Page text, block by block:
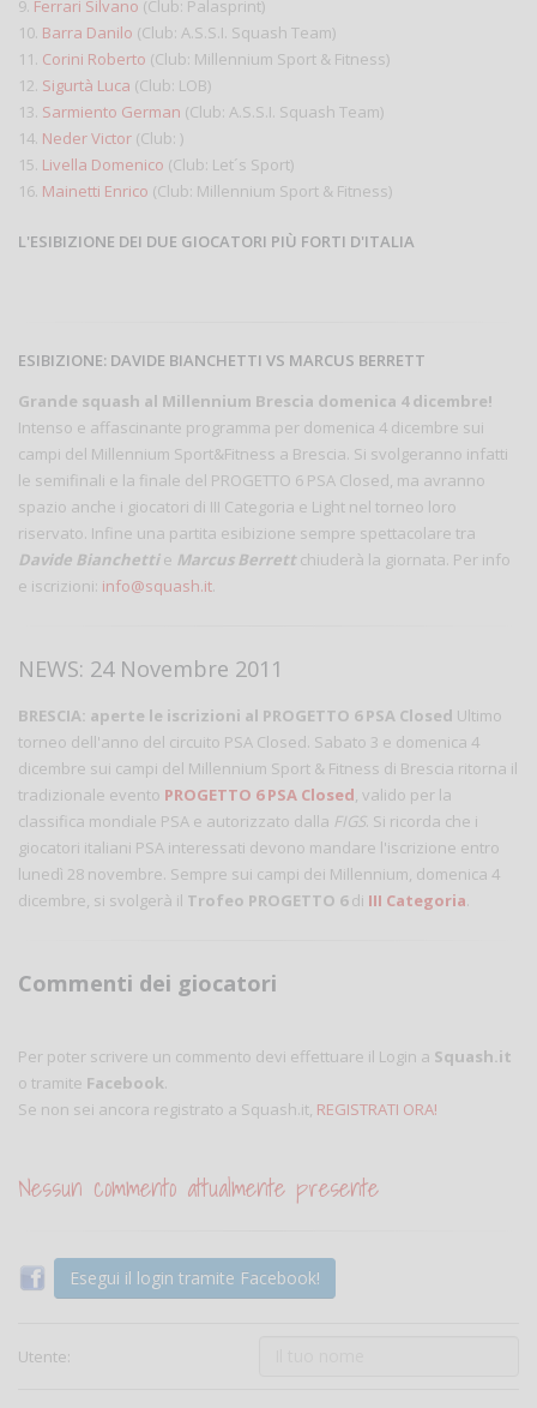
9. Ferrari Silvano (Club: Palasprint)
10. Barra Danilo (Club: A.S.S.I. Squash Team)
11. Corini Roberto (Club: Millennium Sport & Fitness)
12. Sigurtà Luca (Club: LOB)
13. Sarmiento German (Club: A.S.S.I. Squash Team)
14. Neder Victor (Club: )
15. Livella Domenico (Club: Let´s Sport)
16. Mainetti Enrico (Club: Millennium Sport & Fitness)
L'ESIBIZIONE DEI DUE GIOCATORI PIÙ FORTI D'ITALIA
ESIBIZIONE: DAVIDE BIANCHETTI VS MARCUS BERRETT
Grande squash al Millennium Brescia domenica 4 dicembre!
Intenso e affascinante programma per domenica 4 dicembre sui
campi del Millennium Sport&Fitness a Brescia. Si svolgeranno infatti
le semifinali e la finale del PROGETTO 6 PSA Closed, ma avranno
spazio anche i giocatori di III Categoria e Light nel torneo loro
riservato. Infine una partita esibizione sempre spettacolare tra
Davide Bianchettie Marcus Berrettchiuderà la giornata. Per info
e iscrizioni: info@squash.it.
NEWS: 24 Novembre 2011
BRESCIA: aperte le iscrizioni al PROGETTO 6 PSA Closed Ultimo
torneo dell'anno del circuito PSA Closed. Sabato 3 e domenica 4
dicembre sui campi del Millennium Sport & Fitness di Brescia ritorna il
tradizionale evento PROGETTO 6 PSA Closed, valido per la
classifica mondiale PSA e autorizzato dalla FIGS. Si ricorda che i
giocatori italiani PSA interessati devono mandare l'iscrizione entro
lunedì 28 novembre. Sempre sui campi dei Millennium, domenica 4
dicembre, si svolgerà il Trofeo PROGETTO 6di III Categoria.
Commenti dei giocatori
Per poter scrivere un commento devi effettuare il Login a Squash.it
o tramite Facebook.
Se non sei ancora registrato a Squash.it, REGISTRATI ORA!
Nessun commento attualmente presente
Esegui il login tramite Facebook!
Utente: